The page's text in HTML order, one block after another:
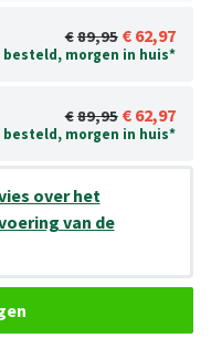
89,95 62,97
besteld, morgen in huis*
89,95 62,97
besteld, morgen in huis*
over het
van de